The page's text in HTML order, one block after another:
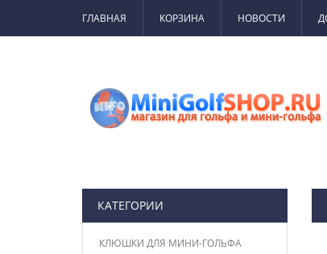
ГЛАВНАЯ КОРЗИНА НОВОСТИ
КАТЕГОРИИ
КЛЮШКИ ДЛЯ МИНИ-ГОЛЬФА